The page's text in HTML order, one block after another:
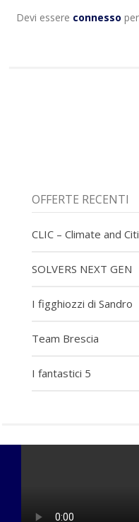
Devi essere connesso
OFFERTE RECENTI
CLIC – Climate and
SOLVERS NEXT GEN
I figghiozzi di Sandro
Team Brescia
I fantastici 5